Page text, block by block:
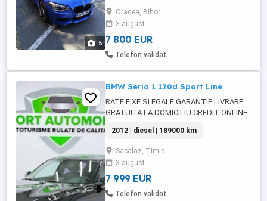
5
in acte
Oradea, Bihor
3 august
7 800 EUR
Telefon validat
BMW Seria 1 120d Sport Line
RATE FIXE SI EGALE GARANTIE LIVRARE
GRATUITA LA DOMICILIU CREDIT ONLINE
IMPORT AUTOMOBILE TM - parc auto,
detinator al certificatului Firma de
Incredere si Premium Cars, Importator de
prima linie, cu o experienta in domeniu de
peste 15 ani, avand o gama diversificata ...
2012 | diesel | 189000 km
Sacalaz, Timis
3 august
7 999 EUR
Telefon validat